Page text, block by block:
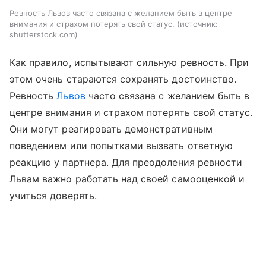
Ревность Львов часто связана с желанием быть в центре
внимания и страхом потерять свой статус.
источник:
shutterstock.com
Как правило, испытывают сильную ревность. При
этом очень стараются сохранять достоинство.
РевностьЛьвовчасто связана с желанием быть в
центре внимания и страхом потерять свой статус.
Они могут реагировать демонстративным
поведением или попытками вызвать ответную
реакцию у партнера. Для преодоления ревности
Львам важно работать над своей самооценкой и
учиться доверять.